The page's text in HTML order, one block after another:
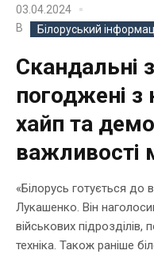
03.04.2024
В
Білоруський
Скандальні
погоджені
хайп та
важливості
«Білорусь готується до
Лукашенко. Він
військових
техніка. Також раніше